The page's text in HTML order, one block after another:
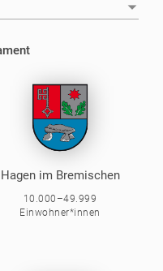
Hagen im Bremischen
10.000–49.999
Einwohner*innen